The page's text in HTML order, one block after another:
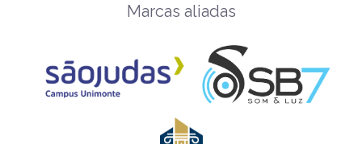
Marcas aliadas